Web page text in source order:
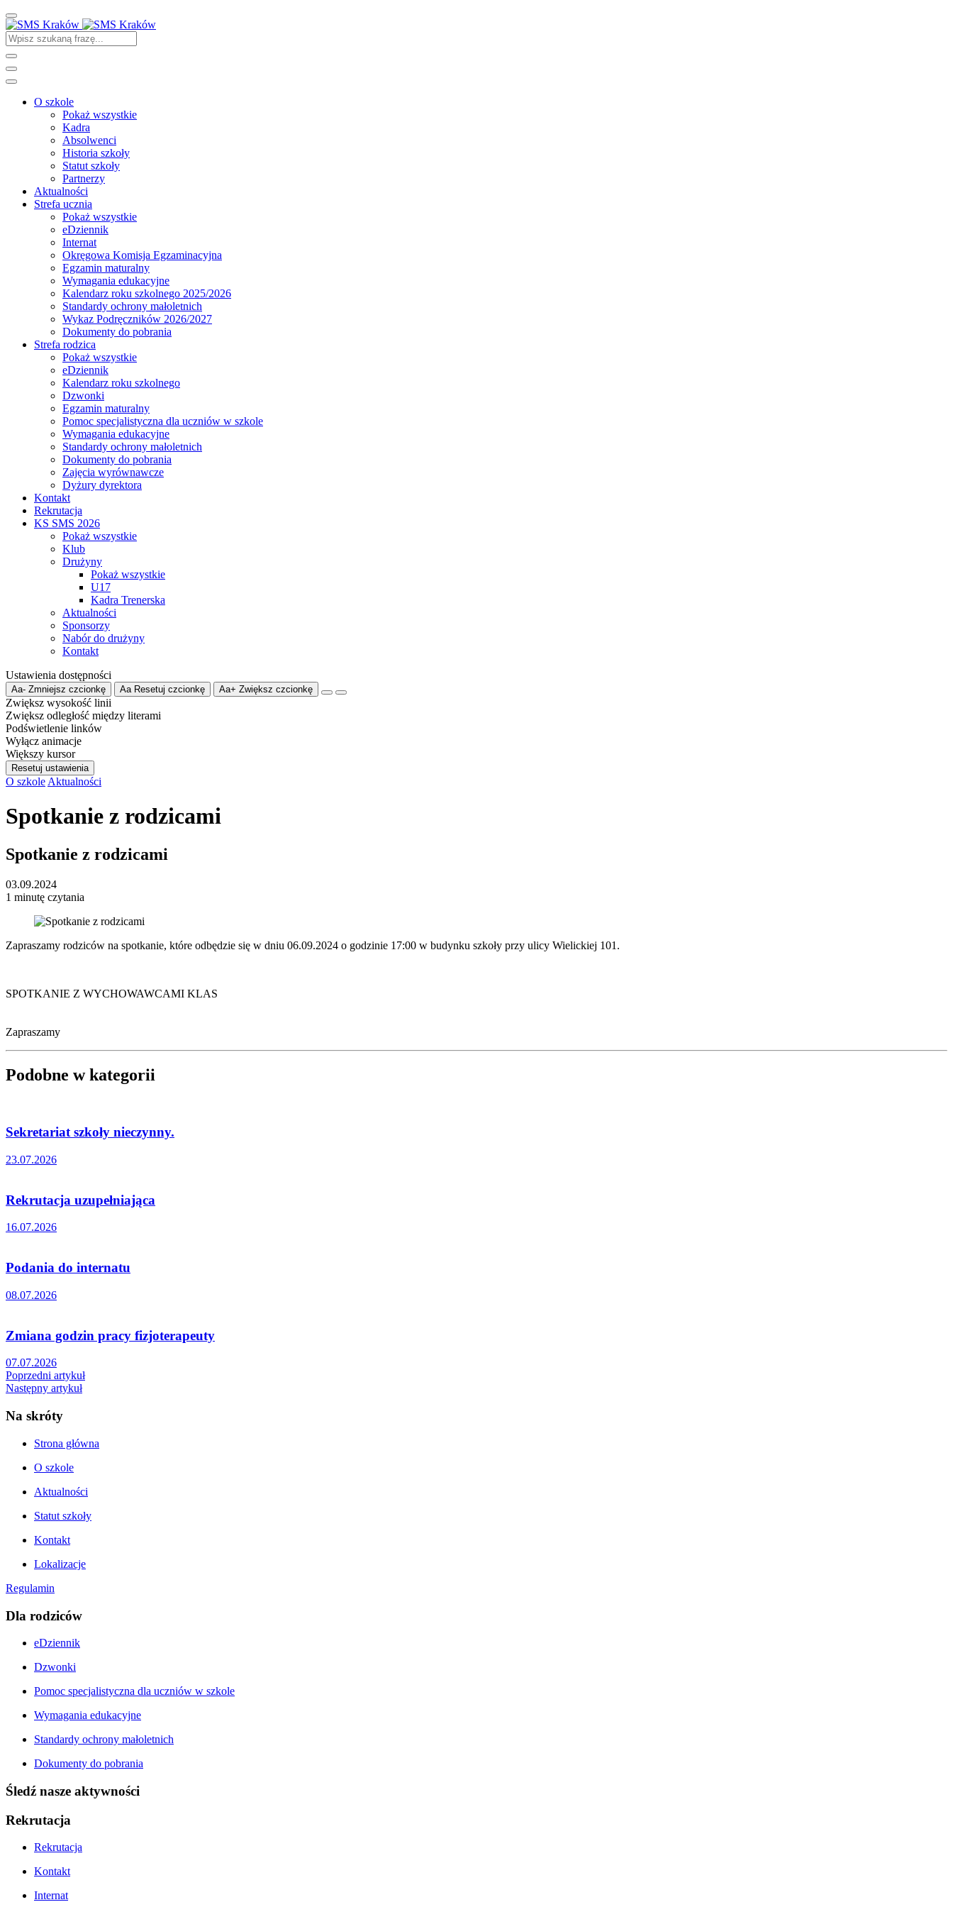
O szkole
Pokaż wszystkie
Kadra
Absolwenci
Historia szkoły
Statut szkoły
Partnerzy
Aktualności
Strefa ucznia
Pokaż wszystkie
eDziennik
Internat
Okręgowa Komisja Egzaminacyjna
Egzamin maturalny
Wymagania edukacyjne
Kalendarz roku szkolnego 2025/2026
Standardy ochrony małoletnich
Wykaz Podręczników 2026/2027
Dokumenty do pobrania
Strefa rodzica
Pokaż wszystkie
eDziennik
Kalendarz roku szkolnego
Dzwonki
Egzamin maturalny
Pomoc specjalistyczna dla uczniów w szkole
Wymagania edukacyjne
Standardy ochrony małoletnich
Dokumenty do pobrania
Zajęcia wyrównawcze
Dyżury dyrektora
Kontakt
Rekrutacja
KS SMS 2026
Pokaż wszystkie
Klub
Drużyny
Pokaż wszystkie
U17
Kadra Trenerska
Aktualności
Sponsorzy
Nabór do drużyny
Kontakt
Ustawienia dostępności
Aa- Zmniejsz czcionkę Aa Resetuj czcionkę Aa+ Zwiększ czcionkę
Zwiększ wysokość linii
Zwiększ odległość między literami
Podświetlenie linków
Wyłącz animacje
Większy kursor
Resetuj ustawienia
O szkole Aktualności
Spotkanie z rodzicami
Spotkanie z rodzicami
03.09.2024
1 minutę czytania
Zapraszamy rodziców na spotkanie, które odbędzie się w dniu 06.09.2024 o godzinie 17:00 w budynku szkoły przy ulicy Wielickiej 101.
SPOTKANIE Z WYCHOWAWCAMI KLAS
Zapraszamy
Podobne w kategorii
Sekretariat szkoły nieczynny.
23.07.2026
Rekrutacja uzupełniająca
16.07.2026
Podania do internatu
08.07.2026
Zmiana godzin pracy fizjoterapeuty
07.07.2026
Poprzedni artykuł
Następny artykuł
Na skróty
Strona główna
O szkole
Aktualności
Statut szkoły
Kontakt
Lokalizacje
Regulamin
Dla rodziców
eDziennik
Dzwonki
Pomoc specjalistyczna dla uczniów w szkole
Wymagania edukacyjne
Standardy ochrony małoletnich
Dokumenty do pobrania
Śledź nasze aktywności
Rekrutacja
Rekrutacja
Kontakt
Internat